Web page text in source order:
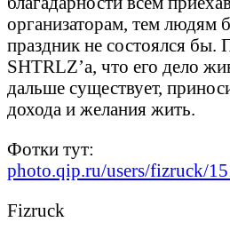
организаторам, тем людям
праздник не состоялся бы.
SHTRLZ’а, что его дело
дальше существует,
дохода и желания жить.
Фотки тут:
photo.qip.ru/users/fizruck/
Fizruck